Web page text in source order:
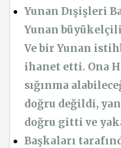
Yunan Dışişleri
Yunan
Ve bir Yunan
ihanet etti. Ona
sığınma
doğru değildi,
doğru gitti ve
Başkaları